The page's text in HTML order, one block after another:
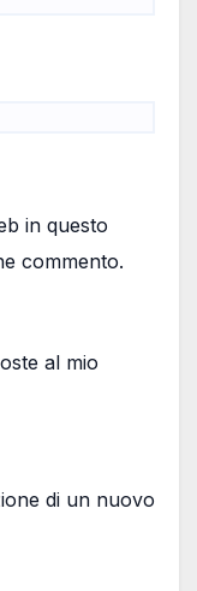
in questo
commento.
al mio
di un nuovo